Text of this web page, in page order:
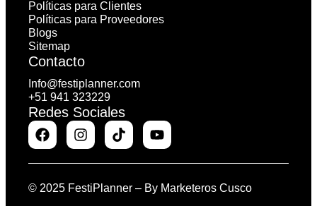
Políticas para Clientes
Políticas para Proveedores
Blogs
Sitemap
Contacto
Info@festiplanner.com
+51 941 323229
Redes Sociales
© 2025 FestiPlanner – By Marketeros Cusco